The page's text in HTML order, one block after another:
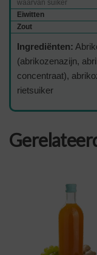
waarvan suiker
Eiwitten
Zout
Ingrediënten:
(abrikozenazijn,
concentraat),
rietsuiker